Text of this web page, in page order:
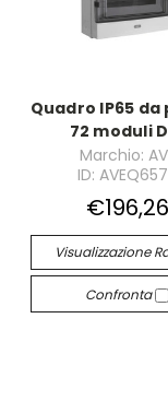
Quadro IP65
72 moduli
Marchio:
ID:
€196,26
Visualizzazione
Confronta